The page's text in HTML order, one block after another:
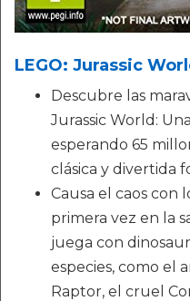
LEGO: Jurassic
Descubre las
Jurassic World:
esperando 65
clásica y divertida
Causa el caos con
primera vez en la
juega con
especies, como el
Raptor, el cruel